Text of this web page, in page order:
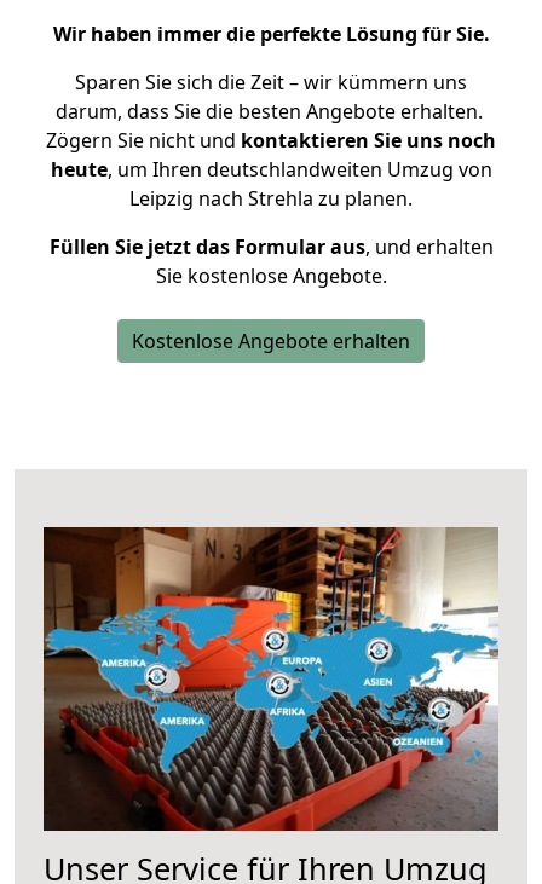
Wir haben immer die perfekte Lösung für Sie.
Sparen Sie sich die Zeit – wir kümmern uns
darum, dass Sie die besten Angebote erhalten.
Zögern Sie nicht und kontaktieren Sie uns noch
heute, um Ihren deutschlandweiten Umzug von
Leipzig nach Strehla zu planen.
Füllen Sie jetzt das Formular aus, und erhalten
Sie kostenlose Angebote.
Kostenlose Angebote erhalten
Unser Service für Ihren Umzug